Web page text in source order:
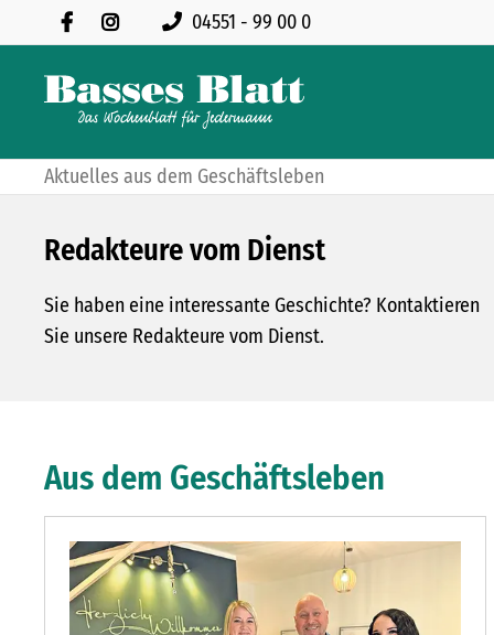
04551 - 99 00 0
Aktuelles aus dem Geschäftsleben
Redakteure vom Dienst
Sie haben eine interessante Geschichte? Kontaktieren
Sie unsere Redakteure vom Dienst.
Aus dem Geschäftsleben
INNOVATION IN DER HERZMEDIZIN
BEI PLISSEES, SONNEN UND INSEKTENSCHUTZ